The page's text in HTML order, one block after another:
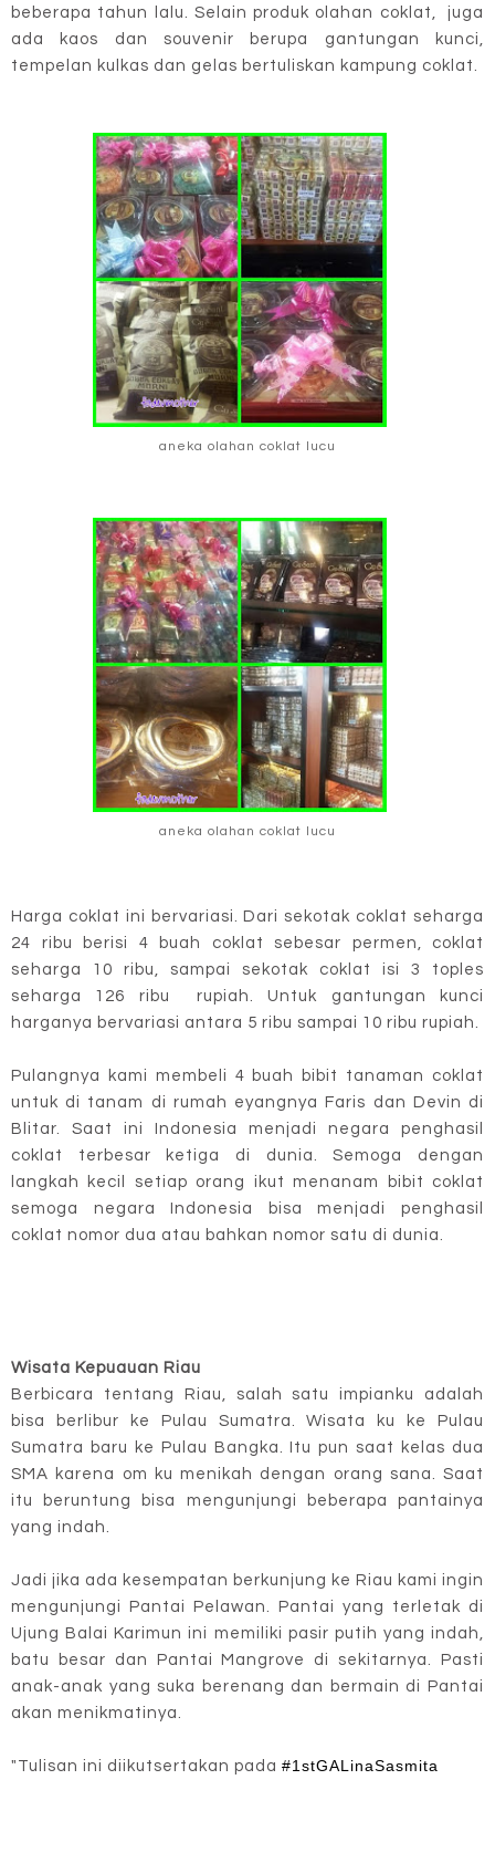
beberapa tahun lalu. Selain produk olahan coklat, juga
ada kaos dan souvenir berupa gantungan kunci,
tempelan kulkas dan gelas bertuliskan kampung coklat.
aneka olahan coklat lucu
aneka olahan coklat lucu
Harga coklat ini bervariasi. Dari sekotak coklat seharga
24 ribu berisi 4 buah coklat sebesar permen, coklat
seharga 10 ribu, sampai sekotak coklat isi 3 toples
seharga 126 ribu rupiah. Untuk gantungan kunci
harganya bervariasi antara 5 ribu sampai 10 ribu rupiah.
Pulangnya kami membeli 4 buah bibit tanaman coklat
untuk di tanam di rumah eyangnya Faris dan Devin di
Blitar. Saat ini Indonesia menjadi negara penghasil
coklat terbesar ketiga di dunia. Semoga dengan
langkah kecil setiap orang ikut menanam bibit coklat
semoga negara Indonesia bisa menjadi penghasil
coklat nomor dua atau bahkan nomor satu di dunia.
Wisata Kepuauan Riau
Berbicara tentang Riau, salah satu impianku adalah
bisa berlibur ke Pulau Sumatra. Wisata ku ke Pulau
Sumatra baru ke Pulau Bangka. Itu pun saat kelas dua
SMA karena om ku menikah dengan orang sana. Saat
itu beruntung bisa mengunjungi beberapa pantainya
yang indah.
Jadi jika ada kesempatan berkunjung ke Riau kami ingin
mengunjungi Pantai Pelawan. Pantai yang terletak di
Ujung Balai Karimun ini memiliki pasir putih yang indah,
batu besar dan Pantai Mangrove di sekitarnya. Pasti
anak-anak yang suka berenang dan bermain di Pantai
akan menikmatinya.
"Tulisan ini diikutsertakan pada #1stGALinaSasmita